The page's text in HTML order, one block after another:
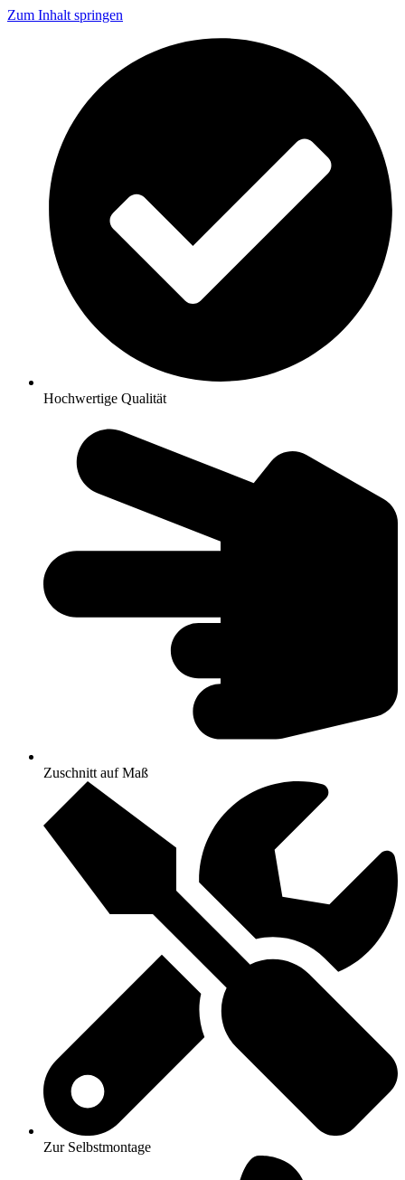
Zum Inhalt springen
Hochwertige Qualität
Zuschnitt auf Maß
Zur Selbstmontage